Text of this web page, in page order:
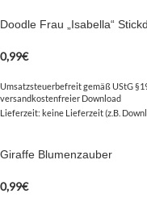
Doodle Frau „Isabella“
0,99€
Umsatzsteuerbefreit gemäß UStG
versandkostenfreier Download
Lieferzeit: keine Lieferzeit (z.B.
Giraffe Blumenzauber
0,99€